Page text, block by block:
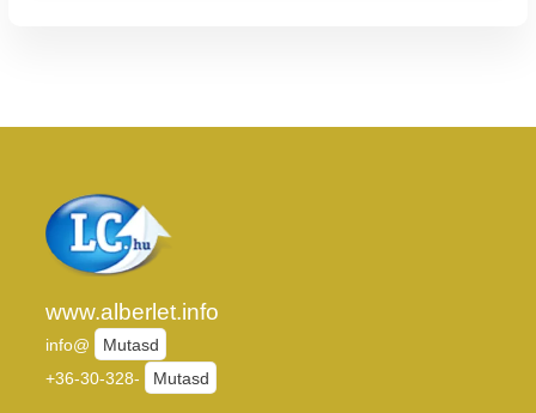
www.alberlet.info
info@
Mutasd
+36-30-328-
Mutasd